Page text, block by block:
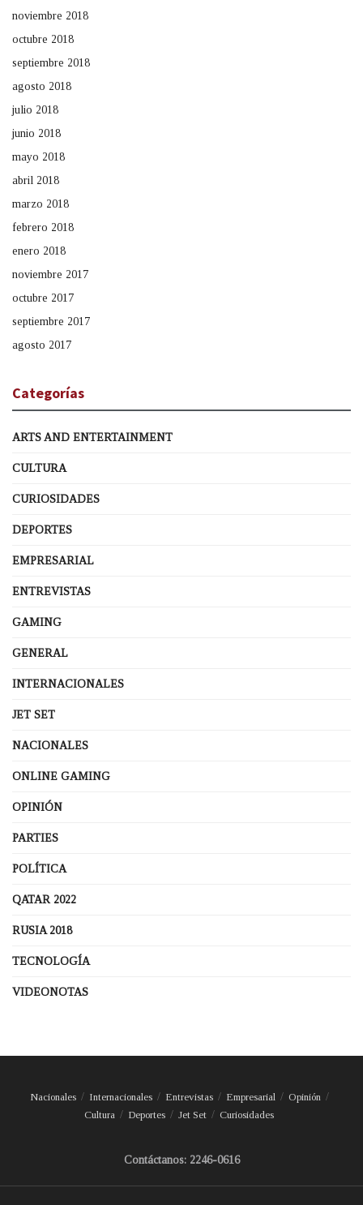
noviembre 2018
octubre 2018
septiembre 2018
agosto 2018
julio 2018
junio 2018
mayo 2018
abril 2018
marzo 2018
febrero 2018
enero 2018
noviembre 2017
octubre 2017
septiembre 2017
agosto 2017
Categorías
ARTS AND ENTERTAINMENT
CULTURA
CURIOSIDADES
DEPORTES
EMPRESARIAL
ENTREVISTAS
GAMING
GENERAL
INTERNACIONALES
JET SET
NACIONALES
ONLINE GAMING
OPINIÓN
PARTIES
POLÍTICA
QATAR 2022
RUSIA 2018
TECNOLOGÍA
VIDEONOTAS
Nacionales Internacionales Entrevistas Empresarial
Opinión
Cultura
Deportes Jet Set Curiosidades
Contáctanos: 2246-0616